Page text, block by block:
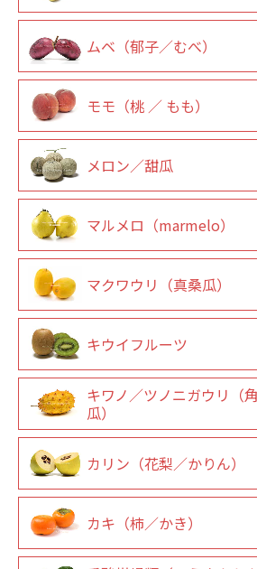
ムベ（郁子／むべ）
モモ（桃 ／ もも）
メロン／甜瓜
マルメロ（marmelo）
マクワウリ（真桑瓜）
キウイフルーツ
キワノ／ツノニガウリ（
瓜）
カリン（花梨／かりん）
カキ（柿／かき）